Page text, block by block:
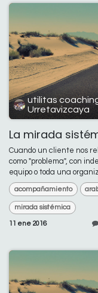
utilitas
Urretavizcaya
La mirada
Cuando un cliente nos
como "problema", con
equipo o toda una
acompañamiento
mirada sistémica
11 ene 2016